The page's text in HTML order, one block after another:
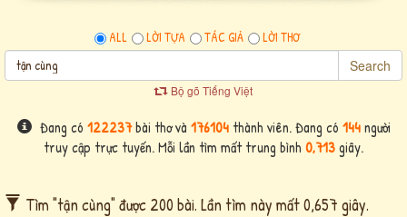
ALL LỜI TỰA TÁC GIẢ LỜI THƠ
Search
Bộ gõ Tiếng Việt
Đang có 122237bài thơ và 176104thành viên. Đang có 144người
truy cập trực tuyến. Mỗi lần tìm mất trung bình 0,713giây.
Tìm "tận cùng" được 200 bài. Lần tìm này mất 0,657 giây.